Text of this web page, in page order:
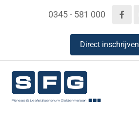
0345 - 581 000
Direct inschrijven